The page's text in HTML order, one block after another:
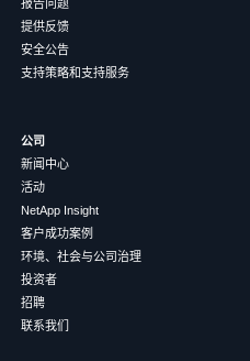
报告问题
提供反馈
安全公告
支持策略和支持服务
公司
新闻中心
活动
NetApp Insight
客户成功案例
环境、社会与公司治理
投资者
招聘
联系我们